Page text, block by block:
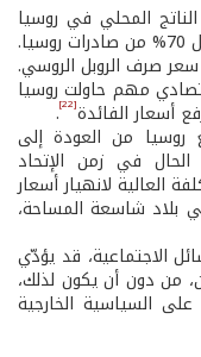
المحلي في روسيا
بنسبة مهمة في العام 2015، فالنفط يشكّل 70% من صادرات روسيا.
صرف الروبل الروسي.
مهم حاولت روسيا
أسعار الفائدة[22]
.
من العودة إلى
في زمن الإتحاد
العالية لانهيار أسعار
بلاد شاسعة المساحة،
الاجتماعية، قد يؤدّي
من دون أن يكون لذلك،
السياسية الخارجية